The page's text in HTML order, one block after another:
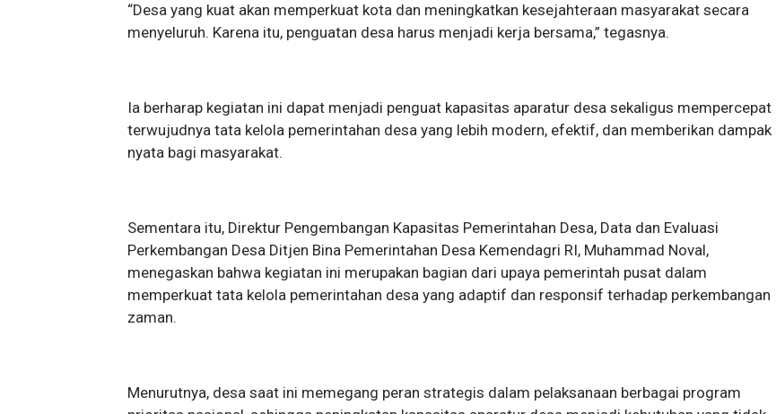
“Desa yang kuat akan memperkuat kota dan meningkatkan kesejahteraan masyarakat secara
menyeluruh. Karena itu, penguatan desa harus menjadi kerja bersama,” tegasnya.
Ia berharap kegiatan ini dapat menjadi penguat kapasitas aparatur desa sekaligus mempercepat
terwujudnya tata kelola pemerintahan desa yang lebih modern, efektif, dan memberikan dampak
nyata bagi masyarakat.
Sementara itu, Direktur Pengembangan Kapasitas Pemerintahan Desa, Data dan Evaluasi
Perkembangan Desa Ditjen Bina Pemerintahan Desa Kemendagri RI, Muhammad Noval,
menegaskan bahwa kegiatan ini merupakan bagian dari upaya pemerintah pusat dalam
memperkuat tata kelola pemerintahan desa yang adaptif dan responsif terhadap perkembangan
zaman.
Menurutnya, desa saat ini memegang peran strategis dalam pelaksanaan berbagai program